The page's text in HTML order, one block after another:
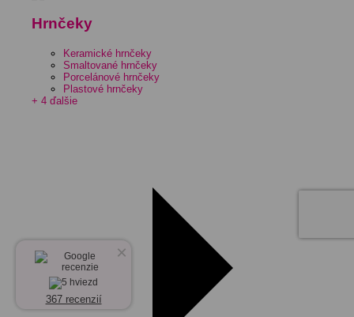
Hrnčeky
Keramické hrnčeky
Smaltované hrnčeky
Porcelánové hrnčeky
Plastové hrnčeky
+ 4 ďalšie
×
367 recenzií